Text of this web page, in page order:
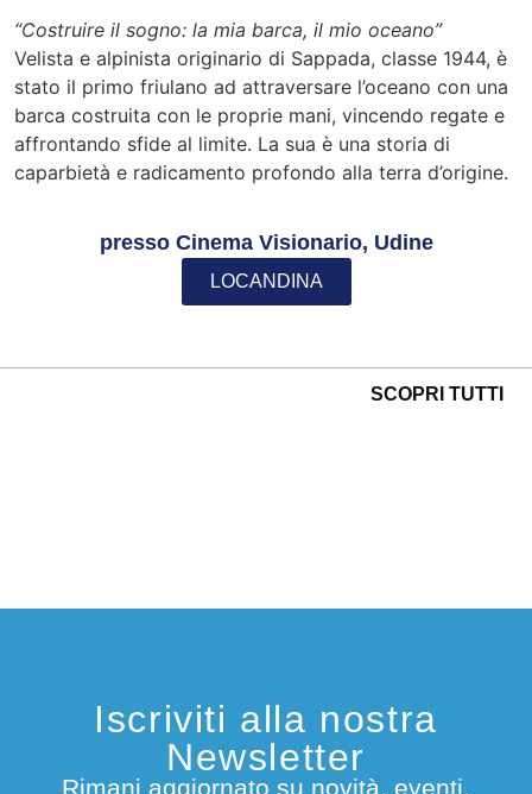
“Costruire il sogno: la mia barca, il mio oceano”
Velista e alpinista originario di Sappada, classe 1944, è
stato il primo friulano ad attraversare l’oceano con una
barca costruita con le proprie mani, vincendo regate e
affrontando sfide al limite. La sua è una storia di
caparbietà e radicamento profondo alla terra d’origine.
presso Cinema Visionario, Udine
LOCANDINA
SCOPRI TUTTI
Iscriviti alla nostra
Newsletter
Rimani aggiornato su novità, eventi,